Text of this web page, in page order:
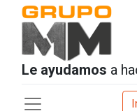
Le ayudamos a